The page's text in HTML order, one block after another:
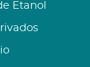
Etanol